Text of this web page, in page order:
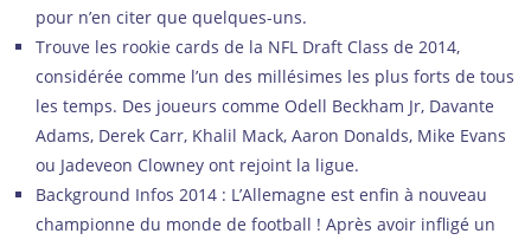
pour n’en citer que quelques-uns.
Trouve les rookie cards de la NFL Draft Class de 2014,
considérée comme l’un des millésimes les plus forts de tous
les temps. Des joueurs comme Odell Beckham Jr, Davante
Adams, Derek Carr, Khalil Mack, Aaron Donalds, Mike Evans
ou Jadeveon Clowney ont rejoint la ligue.
Background Infos 2014 : L’Allemagne est enfin à nouveau
championne du monde de football ! Après avoir infligé un